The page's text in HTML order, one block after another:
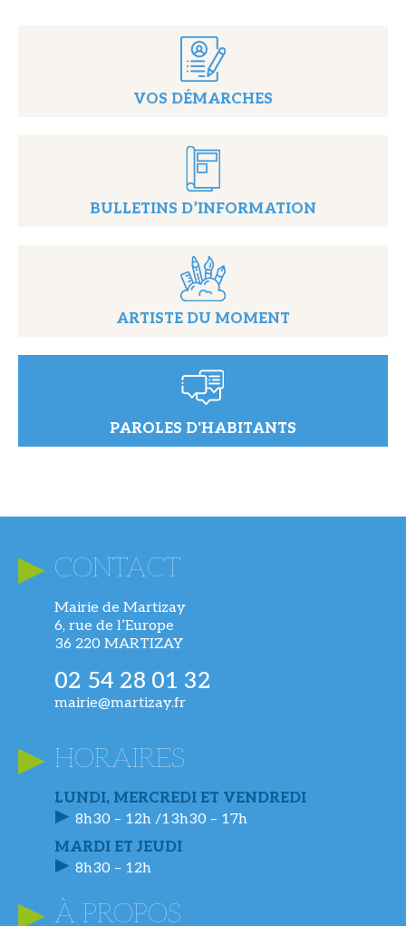
VOS DÉMARCHES
BULLETINS D’INFORMATION
ARTISTE DU MOMENT
PAROLES D'HABITANTS
CONTACT
Mairie de Martizay
6, rue de l’Europe
36 220 MARTIZAY
02 54 28 01 32
mairie@martizay.fr
HORAIRES
LUNDI, MERCREDI ET VENDREDI
8h30 – 12h /13h30 – 17h
MARDI ET JEUDI
8h30 – 12h
À PROPOS